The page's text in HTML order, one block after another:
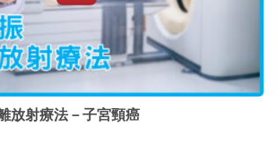
放射療法－子宮頸癌